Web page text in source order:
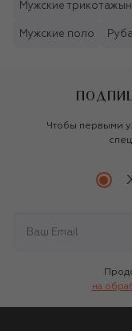
Мужские
Мужские поло
Чтобы первыми
на